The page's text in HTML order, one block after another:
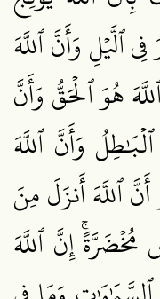
ٱلَّيۡلِ وَأَنَّ ٱللَّهَ
هُوَ ٱلۡحَقُّ وَأَنَّ
وَأَنَّ ٱللَّهَ
أَنَّ ٱللَّهَ أَنزَلَ مِنَ
إِنَّ ٱللَّهَ